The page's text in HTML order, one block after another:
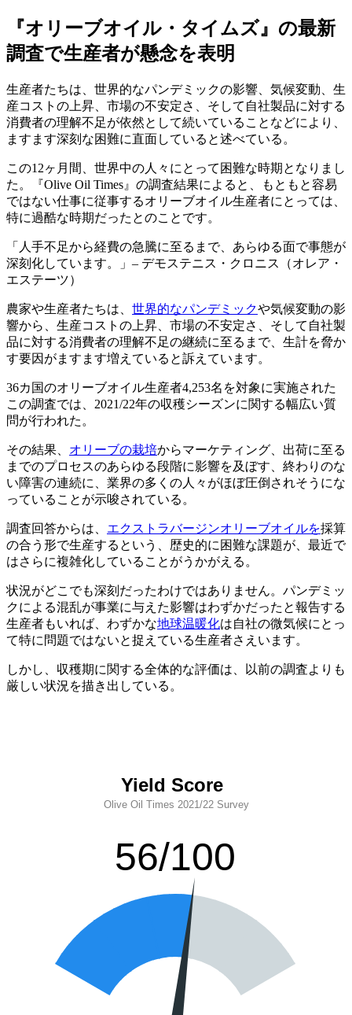
『オリーブオイル・タイムズ』の最新
調査で生産者が懸念を表明
生産者たちは、世界的なパンデミックの影響、気候変動、生
産コストの上昇、市場の不安定さ、そして自社製品に対する
消費者の理解不足が依然として続いていることなどにより、
ますます深刻な困難に直面していると述べている。
この12ヶ月間、世界中の人々にとって困難な時期となりまし
た。『Olive Oil Times』の調査結果によると、もともと容易
ではない仕事に従事するオリーブオイル生産者にとっては、
特に過酷な時期だったとのことです。
人手不足から経費の急騰に至るまで、あらゆる面で事態が
深刻化しています。
– デモステニス・クロニス（オレア・
エステーツ）
農家や生産者たちは、 世界的なパンデミックや気候変動の影
響から、生産コストの上昇、市場の不安定さ、そして自社製
品に対する消費者の理解不足の継続に至るまで、生計を脅か
す要因がますます増えていると訴えています。
36カ国のオリーブオイル生産者4,253名を対象に実施された
この調査では、2021/22年の収穫シーズンに関する幅広い質
問が行われた。
その結果、 オリーブの栽培からマーケティング、出荷に至る
までのプロセスのあらゆる段階に影響を及ぼす、終わりのな
い障害の連続に、業界の多くの人々がほぼ圧倒されそうにな
っていることが示唆されている。
調査回答からは、 エクストラバージンオリーブオイルを採算
の合う形で生産するという、歴史的に困難な課題が、最近で
はさらに複雑化していることがうかがえる。
状況がどこでも深刻だったわけではありません。パンデミッ
クによる混乱が事業に与えた影響はわずかだったと報告する
生産者もいれば、わずかな地球温暖化は自社の微気候にとっ
て特に問題ではないと捉えている生産者さえいます。
しかし、収穫期に関する全体的な評価は、以前の調査よりも
厳しい状況を描き出している。